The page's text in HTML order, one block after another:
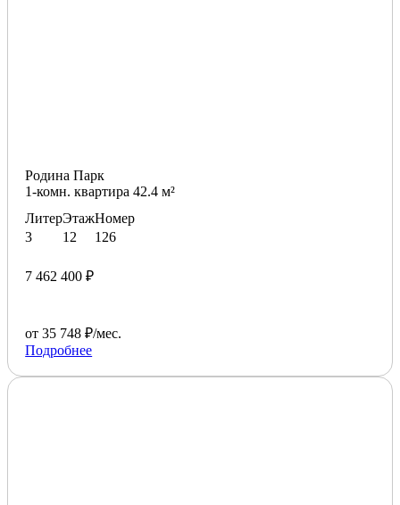
Родина Парк
1-комн. квартира 42.4 м²
Литер
3
Этаж
12
Номер
126
7 462 400 ₽
от 35 748 ₽/мес.
Подробнее